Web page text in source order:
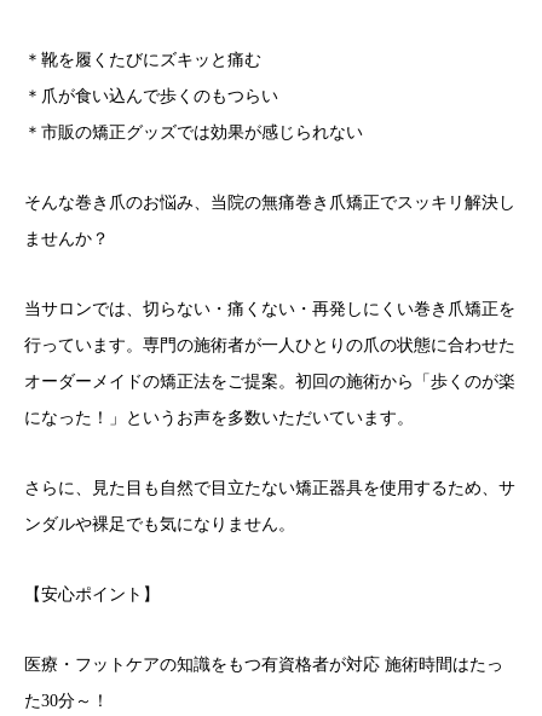
＊靴を履くたびにズキッと痛む
＊爪が食い込んで歩くのもつらい
＊市販の矯正グッズでは効果が感じられない
そんな巻き爪のお悩み、当院の無痛巻き爪矯正でスッキリ解決し
ませんか？
当サロンでは、切らない・痛くない・再発しにくい巻き爪矯正を
行っています。専門の施術者が一人ひとりの爪の状態に合わせた
オーダーメイドの矯正法をご提案。初回の施術から「歩くのが楽
になった！」というお声を多数いただいています。
さらに、見た目も自然で目立たない矯正器具を使用するため、サ
ンダルや裸足でも気になりません。
【安心ポイント】
医療・フットケアの知識をもつ有資格者が対応 施術時間はたっ
た30分～！